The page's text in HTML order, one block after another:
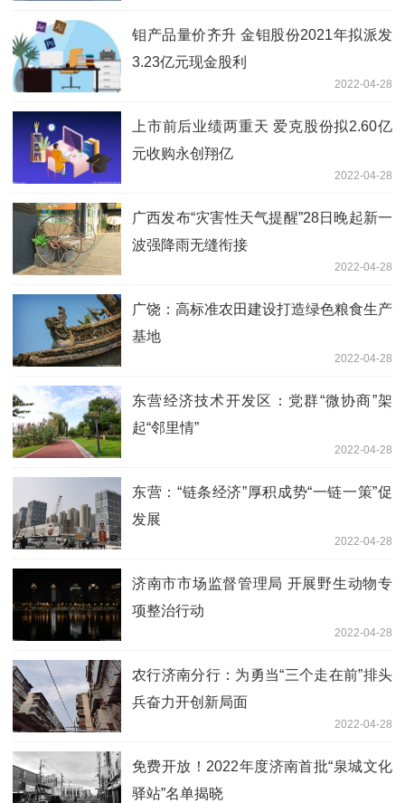
钼产品量价齐升 金钼股份2021年拟派发
3.23亿元现金股利
2022-04-28
上市前后业绩两重天 爱克股份拟2.60亿
元收购永创翔亿
2022-04-28
广西发布“灾害性天气提醒”28日晚起新一
波强降雨无缝衔接
2022-04-28
广饶：高标准农田建设打造绿色粮食生产
基地
2022-04-28
东营经济技术开发区：党群“微协商”架
起“邻里情”
2022-04-28
东营：“链条经济”厚积成势“一链一策”促
发展
2022-04-28
济南市市场监督管理局 开展野生动物专
项整治行动
2022-04-28
农行济南分行：为勇当“三个走在前”排头
兵奋力开创新局面
2022-04-28
免费开放！2022年度济南首批“泉城文化
驿站”名单揭晓